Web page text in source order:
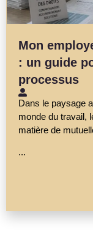
Mon
: un guide
processus
Dans le paysage
monde du travail,
matière de
...